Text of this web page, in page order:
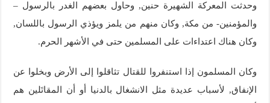
وحدثت المعركة الشهيرة حنين, وحاول بعضهم الغدر بالرسول –
والمؤمنين- من مكة, وكان منهم من يلمز ويؤذي الرسول باللسان,
وكان هناك اعتداءات على المسلمين حتى في الأشهر الحرم.
وكان المسلمون إذا استنفروا للقتال تثاقلوا إلى الأرض وبخلوا عن
الإنفاق, لأسباب عديدة مثل الانشغال بالدنيا أو أن المقاتَلين هم